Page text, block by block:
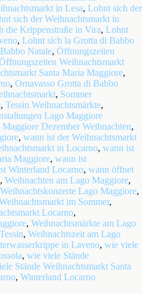
in Lesa, Lohnt sich der
sich der Weihnachtsmarkt in
die Krippenstraße in Vira, Lohnt
, Lohnt sich la Grotta di Babbo
Natale, Öffnungszeiten
Weihnachtsmarkt
Santa Maria Maggiore,
, Ornavasso Grotta di Babbo
, Sommer
, Tessin Weihnachtsmärkte,
Lago Maggiore
Dezember Weihnachten,
, wann ist der Weihnachtsmarkt
in Locarno, wann ist
Maggiore, wann ist
Winterland Locarno, wann öffnet
, Weihnachten am Lago Maggiore,
Weihnachtskonzerte Lago Maggiore,
im Sommer,
Locarno,
, Weihnachtsmärkte am Lago
, Weihnachtszeit am Lago
in Laveno, wie viele
, wie viele Stände
Stände Weihnachtsmarkt Santa
, Winterland Locarno